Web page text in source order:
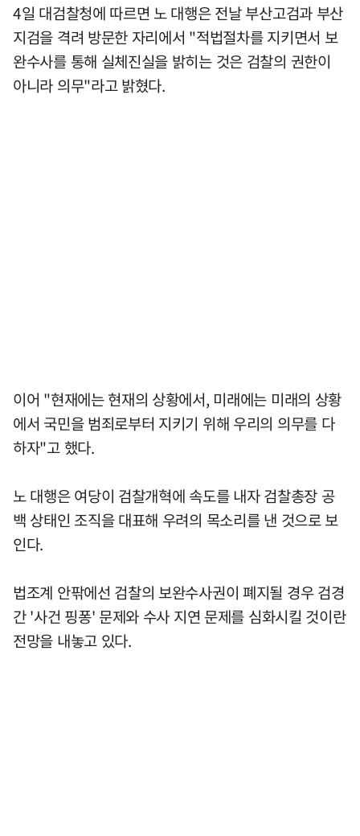
4일 대검찰청에 따르면 노 대행은 전날 부산고검과 부산
지검을 격려 방문한 자리에서 "적법절차를 지키면서 보
완수사를 통해 실체진실을 밝히는 것은 검찰의 권한이
아니라 의무"라고 밝혔다.
이어 "현재에는 현재의 상황에서, 미래에는 미래의 상황
에서 국민을 범죄로부터 지키기 위해 우리의 의무를 다
하자"고 했다.
노 대행은 여당이 검찰개혁에 속도를 내자 검찰총장 공
백 상태인 조직을 대표해 우려의 목소리를 낸 것으로 보
인다.
법조계 안팎에선 검찰의 보완수사권이 폐지될 경우 검경
간 '사건 핑퐁' 문제와 수사 지연 문제를 심화시킬 것이란
전망을 내놓고 있다.